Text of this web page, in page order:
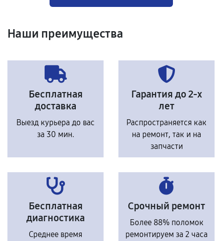
Наши преимущества
Бесплатная
доставка
Выезд курьера до вас
за 30 мин.
Гарантия до 2-х
лет
Распространяется как
на ремонт, так и на
запчасти
Бесплатная
диагностика
Среднее время
Срочный ремонт
Более 88% поломок
ремонтируем за 2 часа